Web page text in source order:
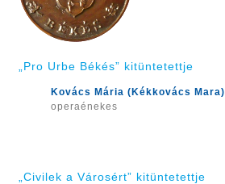
„Pro Urbe Békés” kitüntetettje
Kovács Mária (Kékkovács Mara)
operaénekes
„Civilek a Városért” kitüntetettje